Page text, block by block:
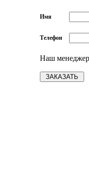
Имя
Телефон
Наш менеджер